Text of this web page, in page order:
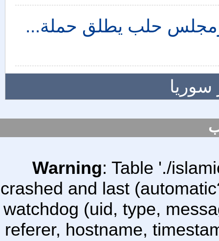
ومجلس حلب يطلق حملة...
سوريا
Warning: Table './
crashed and last
watchdog (uid, type,
referer, hostname,